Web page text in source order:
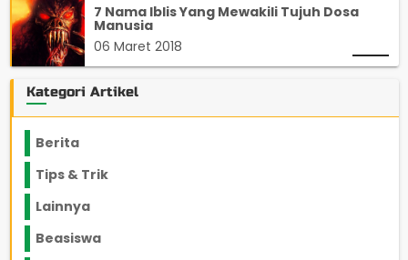
7 Nama Iblis Yang Mewakili Tujuh Dosa
Manusia
06 Maret 2018
Kategori Artikel
Berita
Tips & Trik
Lainnya
Beasiswa